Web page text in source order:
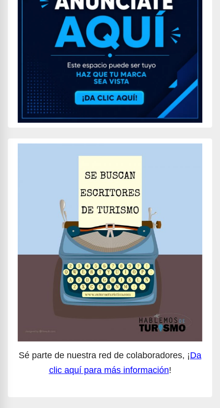
Sé parte de nuestra red de colaboradores, ¡Da
clic aquí para más información!